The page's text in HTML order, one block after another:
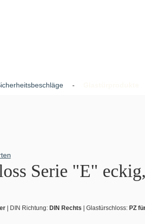
von 0 von 5 Sternen
Serie "E"
| DIN Richtung: DIN Rechts | Glastürschloss: PZ